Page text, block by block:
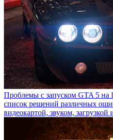
Проблемы с запуском GTA 5
список решений различных
видеокартой, звуком,